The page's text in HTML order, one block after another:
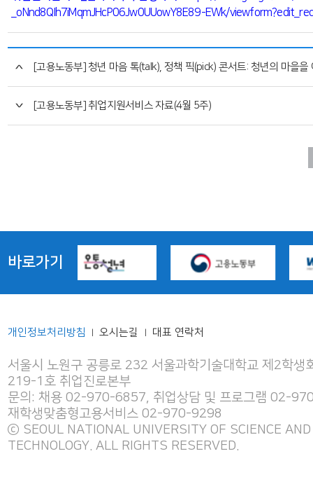
_oNnd8QIh7iMqmJHcP06Jw0UUowY8E89-EWk/
[고용노동부] 청년 마음 톡(talk), 정책 픽(pick) 콘서트: 청년의 마을을
[고용노동부] 취업지원서비스 자료(4월 5주)
바로가기
개인정보처리방침 | 오시는길 | 대표 연락처
서울시 노원구 공릉로 232 서울과학기술대학교 제2학생
219-1호 취업진로본부
문의: 채용 02-970-6857, 취업상담 및 프로그램 02-
재학생맞춤형고용서비스 02-970-9298
ⓒ SEOUL NATIONAL UNIVERSITY OF SCIENCE AND
TECHNOLOGY. ALL RIGHTS RESERVED.